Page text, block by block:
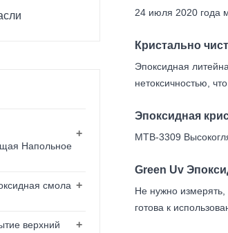
24 июля 2020 года
Кристально
Эпоксидная
нетоксичностью,
Эпоксидная
MTB-3309
Green Uv
Не нужно
готова к
+
Напольное
+
смола
+
верхний